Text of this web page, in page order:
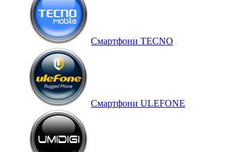
Смартфони TECNO
Смартфони ULEFONE